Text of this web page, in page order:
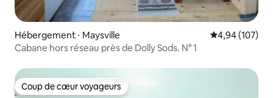
Hébergement ⋅ Maysville Évaluation
4,94 (107)
Cabane hors réseau près de Dolly Sods. N° 1
Coup de cœur voyageurs
Coup de cœur voyageurs